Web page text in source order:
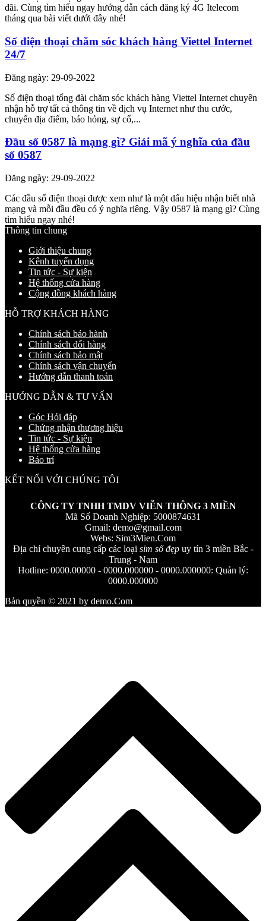
đãi. Cùng tìm hiểu ngay hướng dẫn cách đăng ký 4G Itelecom
tháng qua bài viết dưới đây nhé!
Số điện thoại chăm sóc khách hàng Viettel Internet
24/7
Đăng ngày: 29-09-2022
Số điện thoại tổng đài chăm sóc khách hàng Viettel Internet chuyên
nhận hỗ trợ tất cả thông tin về dịch vụ Internet như thu cước,
chuyển địa điểm, báo hỏng, sự cố,...
Đầu số 0587 là mạng gì? Giải mã ý nghĩa của đầu
số 0587
Đăng ngày: 29-09-2022
Các đầu số điện thoại được xem như là một dấu hiệu nhận biết nhà
mạng và mỗi đầu đều có ý nghĩa riêng. Vậy 0587 là mạng gì? Cùng
tìm hiểu ngay nhé!
Thông tin chung
Giới thiệu chung
Kênh tuyển dụng
Tin tức - Sự kiện
Hệ thống cửa hàng
Cộng đồng khách hàng
HỖ TRỢ KHÁCH HÀNG
Chính sách bảo hành
Chính sách đổi hàng
Chính sách bảo mật
Chính sách vận chuyển
Hướng dẫn thanh toán
HƯỚNG DẪN & TƯ VẤN
Góc Hỏi đáp
Chứng nhận thương hiệu
Tin tức - Sự kiện
Hệ thống cửa hàng
Báo trí
KẾT NỐI VỚI CHÚNG TÔI
CÔNG TY TNHH TMDV VIỄN THÔNG 3 MIỀN
Mã Số Doanh Nghiệp: 5000874631
Gmail: demo@gmail.com
Webs: Sim3Mien.Com
Địa chỉ chuyên cung cấp các loại sim số đẹpuy tín 3 miền Bắc -
Trung - Nam
Hotline: 0000.00000 - 0000.000000 - 0000.000000: Quản lý:
0000.000000
Bản quyền © 2021 by demo.Com